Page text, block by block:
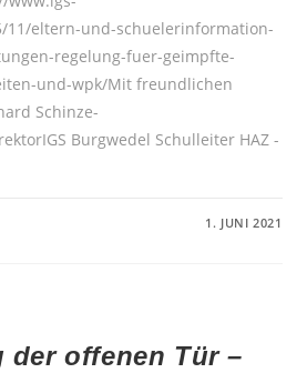
11/eltern-und-schuelerinformation-
regelung-fuer-geimpfte-
und-wpk/Mit freundlichen
Schinze-
Burgwedel Schulleiter HAZ -
SCHULSTART
IM
1. JUNI 2021
der offenen Tür –